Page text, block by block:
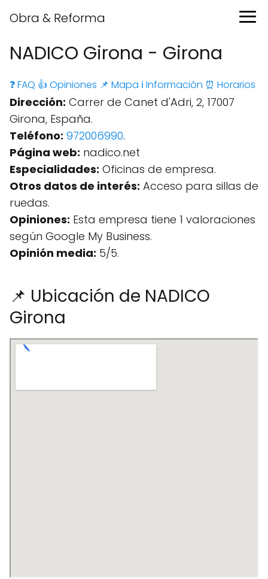
Obra & Reforma
NADICO Girona - Girona
❓ FAQ 👍 Opiniones 📌 Mapa ℹ️ Información ⏰ Horarios
Dirección: Carrer de Canet d'Adri, 2, 17007
Girona, España.
Teléfono: 972006990.
Página web: nadico.net
Especialidades: Oficinas de empresa.
Otros datos de interés: Acceso para sillas de
ruedas.
Opiniones: Esta empresa tiene 1 valoraciones
según Google My Business.
Opinión media: 5/5.
📌 Ubicación de NADICO
Girona